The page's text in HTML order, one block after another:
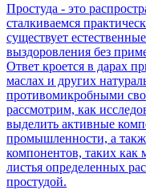
Простуда - это
сталкиваемся
существует
выздоровления без
Ответ кроется в дарах
маслах и других
противомикробными
рассмотрим, как
выделить активные
промышленности, а
компонентов, таких как
листья определенных
простудой.